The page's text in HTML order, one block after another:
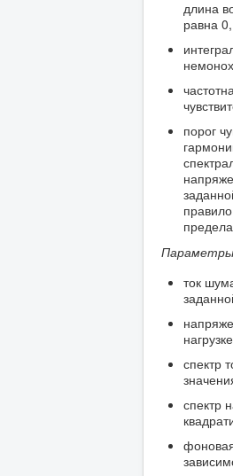
длина
равна
порог
ток
спектр
спектр